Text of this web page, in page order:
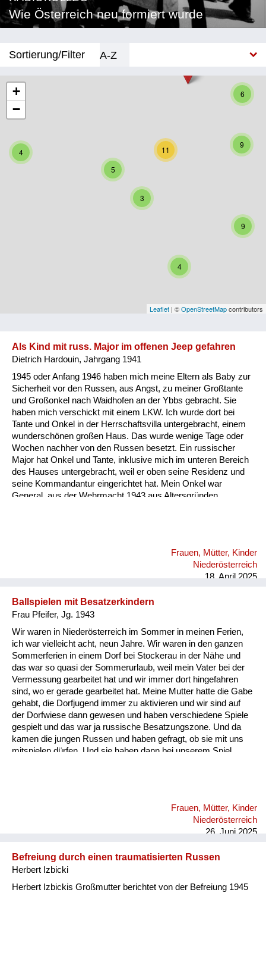
Wie Österreich neu formiert wurde
Sortierung/Filter
A-Z
Kärnten
Niederösterreich
Oberösterreich
Vorarlberg
Kategorie
Besatzungsmächte
Frauen, Mütter, Kinder
Versorgung
Heimkehrer
Fluchtgeschichten
Wiederaufbau und
Wohnen
5
4
6
3
9
9
11
4
+
−
Leaflet | ©OpenStreetMapcontributors
Als Kind mit russ. Major im offenen Jeep gefahren
Dietrich Hardouin, Jahrgang 1941
1945 oder Anfang 1946 haben mich meine Eltern als Baby zur
Sicherheit vor den Russen, aus Angst, zu meiner Großtante
und Großonkel nach Waidhofen an der Ybbs gebracht. Sie
haben mich verschickt mit einem LKW. Ich wurde dort bei
Tante und Onkel in der Herrschaftsvilla untergebracht, einem
wunderschönen großen Haus. Das wurde wenige Tage oder
Wochen nachher von den Russen besetzt. Ein russischer
Major hat Onkel und Tante, inklusive mich im unteren Bereich
des Hauses untergebracht, weil er oben seine Residenz und
seine Kommandantur eingerichtet hat. Mein Onkel war
General, aus der Wehrmacht 1943 aus Altersgründen
irgendwie entdeckt. Der russische Major hat aber keine
Ressentiments gehabt; sondern er hat seinen Adjutanten
Frauen, Mütter, Kinder
Niederösterreich
18. April 2025
Ballspielen mit Besatzerkindern
Frau Pfeifer, Jg. 1943
Wir waren in Niederösterreich im Sommer in meinen Ferien,
ich war vielleicht acht, neun Jahre. Wir waren in den ganzen
Sommerferien in einem Dorf bei Stockerau in der Nähe und
das war so quasi der Sommerurlaub, weil mein Vater bei der
Vermessung gearbeitet hat und wir immer dort hingefahren
sind, wo er gerade gearbeitet hat. Meine Mutter hatte die Gabe
gehabt, die Dorfjugend immer zu aktivieren und wir sind auf
der Dorfwiese dann gewesen und haben verschiedene Spiele
gespielt und das war ja russische Besatzungszone. Und da
kamen die jungen Russen und haben gefragt, ob sie mit uns
mitspielen dürfen. Und sie haben dann bei unserem Spiel
Freunde von ihr erlebt haben. Ich selbst habe das nie erlebt.
Frauen, Mütter, Kinder
Niederösterreich
26. Juni 2025
Befreiung durch einen traumatisierten Russen
Herbert Izbicki
Herbert Izbickis Großmutter berichtet von der Befreiung 1945